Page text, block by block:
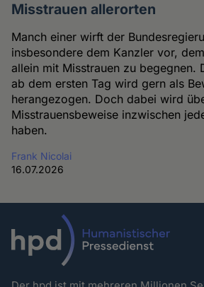
Misstrauen allerorten
Manch einer wirft der
insbesondere dem Kanzler vor,
allein mit Misstrauen zu begegnen.
ab dem ersten Tag wird gern als
herangezogen. Doch dabei wird
Misstrauensbeweise inzwischen
haben.
Frank Nicolai
16.07.2026